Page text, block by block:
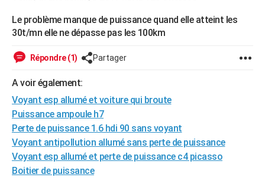
Forum
Aménagement intérieur
Extérieur
Cuisine
Salle de bains
Jardinage
Rangement
WEEK-END
LIFESTYLE
Alimentation
Guide de la santé
Maladies
Médicaments
Sommeil
VOYAGE
Destinations
City break
Voyage nature
Voyage de noces
Forum
Climat
+PHOTO
GUIDES D'ACHAT
BONS PLANS
Le problème manque de puissance quand elle atteint les
30t/mn elle ne dépasse pas les 100km
Répondre (1) Partager
A voir également:
Voyant esp allumé et voiture qui broute
Puissance ampoule h7
Perte de puissance 1.6 hdi 90 sans voyant
Voyant antipollution allumé sans perte de puissance
Voyant esp allumé et perte de puissance c4 picasso
Boitier de puissance